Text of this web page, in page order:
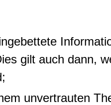
gilt auch dann,
unvertrauten